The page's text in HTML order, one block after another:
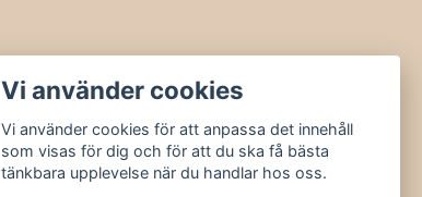
Vi använder cookies
Vi använder cookies för att anpassa det innehåll
som visas för dig och för att du ska få bästa
tänkbara upplevelse när du handlar hos oss.